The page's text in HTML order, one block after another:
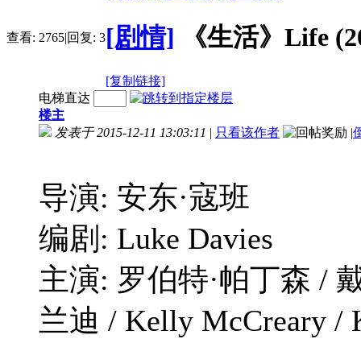
查看: 2765|回复: 3[剧情] 《生活》Life
[复制链接]
电梯直达
楼主
发表于 2015-12-11 13:03:11 | 只看该作者 |
导演: 安东·寇班
编剧: Luke Davies
主演: 罗伯特·帕丁森 /
兰迪 / Kelly McCreary /